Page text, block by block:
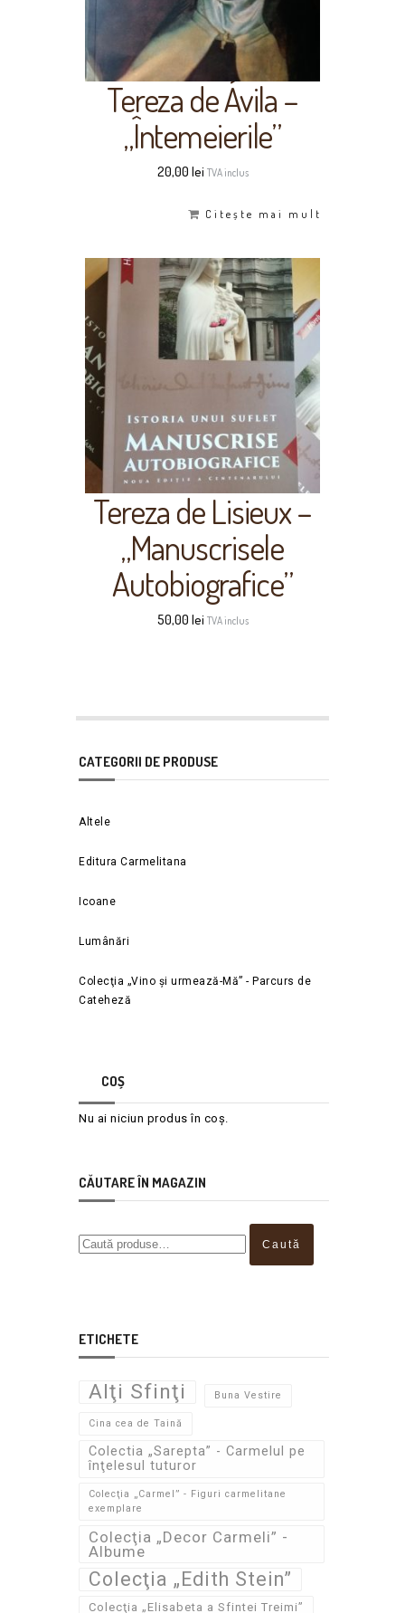
Tereza de Ávila –
„Întemeierile”
20,00 lei TVA inclus
Citește mai mult
Tereza de Lisieux –
„Manuscrisele
Autobiografice”
50,00 lei TVA inclus
CATEGORII DE PRODUSE
Altele
Editura Carmelitana
Icoane
Lumânări
Colecţia „Vino și urmează-Mă” - Parcurs de
Cateheză
COȘ
Nu ai niciun produs în coș.
CĂUTARE ÎN MAGAZIN
Caută
ETICHETE
Alţi Sfinţi Buna Vestire
Cina cea de Taină
Colectia „Sarepta” - Carmelul pe
înţelesul tuturor
Colecţia „Carmel” - Figuri carmelitane
exemplare
Colecţia „Decor Carmeli” -
Albume
Colecţia „Edith Stein”
Colecţia „Elisabeta a Sfintei Treimi”